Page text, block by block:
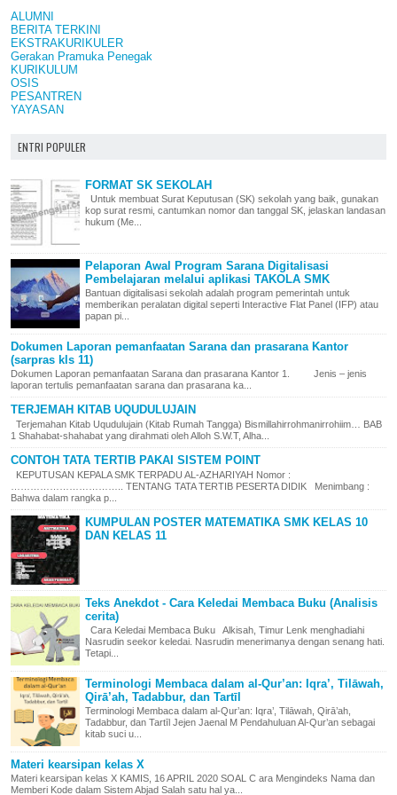
ALUMNI
BERITA TERKINI
EKSTRAKURIKULER
Gerakan Pramuka Penegak
KURIKULUM
OSIS
PESANTREN
YAYASAN
ENTRI POPULER
FORMAT SK SEKOLAH
Untuk membuat Surat Keputusan (SK) sekolah yang baik, gunakan
kop surat resmi, cantumkan nomor dan tanggal SK, jelaskan landasan
hukum (Me...
Pelaporan Awal Program Sarana Digitalisasi
Pembelajaran melalui aplikasi TAKOLA SMK
Bantuan digitalisasi sekolah adalah program pemerintah untuk
memberikan peralatan digital seperti Interactive Flat Panel (IFP) atau
papan pi...
Dokumen Laporan pemanfaatan Sarana dan prasarana Kantor
(sarpras kls 11)
Dokumen Laporan pemanfaatan Sarana dan prasarana Kantor 1. Jenis – jenis
laporan tertulis pemanfaatan sarana dan prasarana ka...
TERJEMAH KITAB UQUDULUJAIN
Terjemahan Kitab Uqudulujain (Kitab Rumah Tangga) Bismillahirrohmanirrohiim… BAB
1 Shahabat-shahabat yang dirahmati oleh Alloh S.W.T, Alha...
CONTOH TATA TERTIB PAKAI SISTEM POINT
KEPUTUSAN KEPALA SMK TERPADU AL-AZHARIYAH Nomor :
…………………………….. TENTANG TATA TERTIB PESERTA DIDIK Menimbang :
Bahwa dalam rangka p...
KUMPULAN POSTER MATEMATIKA SMK KELAS 10
DAN KELAS 11
Teks Anekdot - Cara Keledai Membaca Buku (Analisis
cerita)
Cara Keledai Membaca Buku Alkisah, Timur Lenk menghadiahi
Nasrudin seekor keledai. Nasrudin menerimanya dengan senang hati.
Tetapi...
Terminologi Membaca dalam al-Qur’an: Iqra’, Tilāwah,
Qirā’ah, Tadabbur, dan Tartīl
Terminologi Membaca dalam al-Qur’an: Iqra’, Tilāwah, Qirā’ah,
Tadabbur, dan Tartīl Jejen Jaenal M Pendahuluan Al-Qur’an sebagai
kitab suci u...
Materi kearsipan kelas X
Materi kearsipan kelas X KAMIS, 16 APRIL 2020 SOAL C ara Mengindeks Nama dan
Memberi Kode dalam Sistem Abjad Salah satu hal ya...